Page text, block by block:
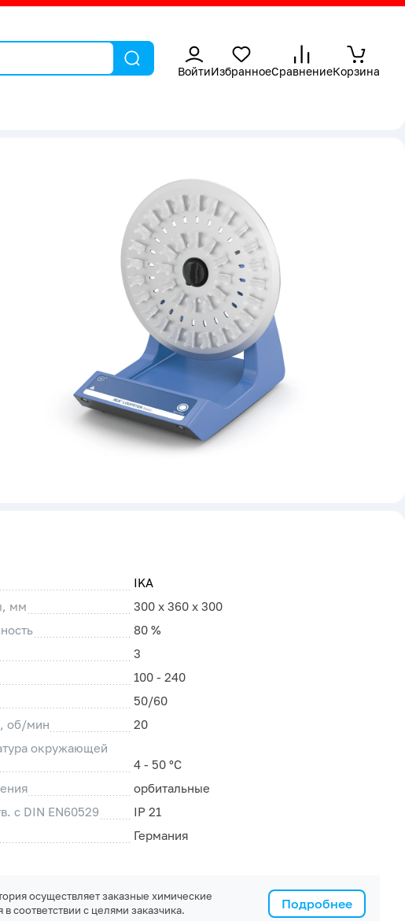
ВойтиИзбранноеСравнениеКорзина
IKA
мм
300 x 360 x 300
80 %
3
100 - 240
50/60
об/мин
20
окружающей
4 - 50 °C
орбитальные
с DIN EN60529
IP 21
Германия
Подробнее
осуществляет заказные химические
в соответствии с целями заказчика.